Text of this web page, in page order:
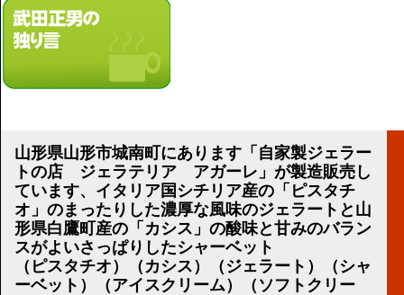
Home
所属弁護士
法律相談案内
リンク集
顧問契約について
講演のご案内
気をつけたい法律のポイント
武田正男の独り言
山形県山形市城南町にあります「自家製ジェラー
トの店 ジェラテリア アガーレ」が製造販売し
ています、イタリア国シチリア産の「ピスタチ
オ」のまったりした濃厚な風味のジェラートと山
形県白鷹町産の「カシス」の酸味と甘みのバラン
スがよいさっぱりしたシャーベット
（ピスタチオ）（カシス）（ジェラート）（シャ
ーベット）（アイスクリーム）（ソフトクリー